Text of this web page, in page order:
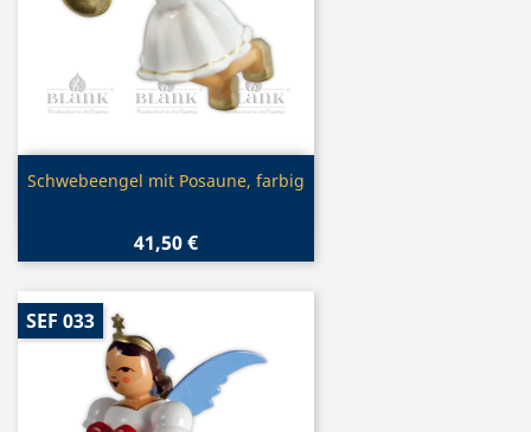
Vorschau
Schwebeengel mit Posaune, farbig
41,50 €
SEF 033